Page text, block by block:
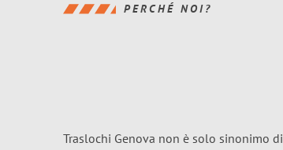
PERCHÉ NOI?
Traslochi Genova non è solo sinonimo di